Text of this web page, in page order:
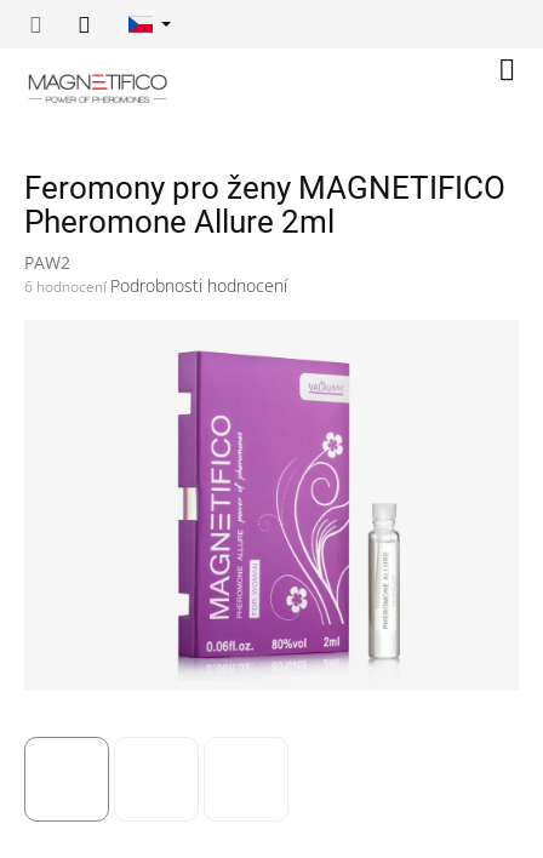
Feromony pro ženy MAGNETIFICO
Pheromone Allure 2ml
PAW2
Průměrné
6 hodnocení Podrobnosti hodnocení